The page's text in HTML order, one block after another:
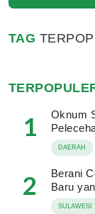
TAG
1
Oknum
DAERAH
2
Berani
Baru
SULAWESI